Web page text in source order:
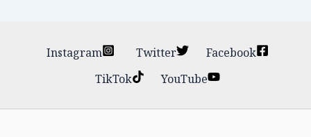
Facebook
Twitter
Instagram
YouTube
TikTok